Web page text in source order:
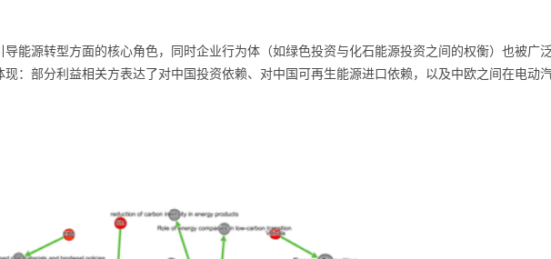
能源转型方面的核心角色，同时企业行为体（如绿色投资与化石能源投资之间的权衡）也被广泛
：部分利益相关方表达了对中国投资依赖、对中国可再生能源进口依赖，以及中欧之间在电动